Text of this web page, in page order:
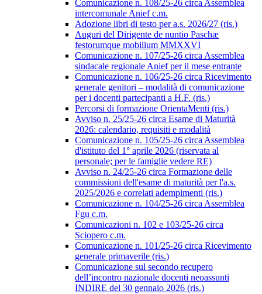
Comunicazione n. 108/25-26 circa Assemblea
intercomunale Anief c.m.
Adozione libri di testo per a.s. 2026/27 (ris.)
Auguri del Dirigente de nuntio Paschæ
festorumque mobilium MMXXVI
Comunicazione n. 107/25-26 circa Assemblea
sindacale regionale Anief per il mese entrante
Comunicazione n. 106/25-26 circa Ricevimento
generale genitori – modalità di comunicazione
per i docenti partecipanti a H.F. (ris.)
Percorsi di formazione OrientaMenti (ris.)
Avviso n. 25/25-26 circa Esame di Maturità
2026: calendario, requisiti e modalità
Comunicazione n. 105/25-26 circa Assemblea
d'istituto del 1° aprile 2026 (riservata al
personale; per le famiglie vedere RE)
Avviso n. 24/25-26 circa Formazione delle
commissioni dell'esame di maturità per l'a.s.
2025/2026 e correlati adempimenti (ris.)
Comunicazione n. 104/25-26 circa Assemblea
Fgu c.m.
Comunicazioni n. 102 e 103/25-26 circa
Sciopero c.m.
Comunicazione n. 101/25-26 circa Ricevimento
generale primaverile (ris.)
Comunicazione sul secondo recupero
dell’incontro nazionale docenti neoassunti
INDIRE del 30 gennaio 2026 (ris.)